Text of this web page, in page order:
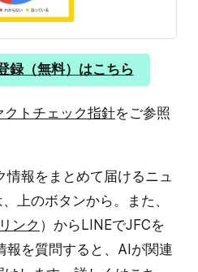
2024年2月にアンケート調査
らい、そのうち一つ以上を見
人、いずれも知らない人
査を実施した。 15の偽・誤
らに保守系が有利になる情報
情報に分類し、各3本を選ん
ことがあるか
録（無料）はこちら
クトチェック指針をご参照
情報をまとめて届けるニュ
上のボタンから。また、
ンク ）からLINEでJFCを
報を質問すると、AIが関連